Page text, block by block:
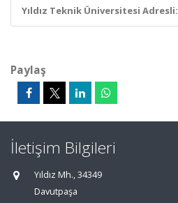
Yıldız Teknik Üniversitesi Adresli:
Paylaş
İletişim Bilgileri
Yıldız Mh., 34349
Davutpaşa